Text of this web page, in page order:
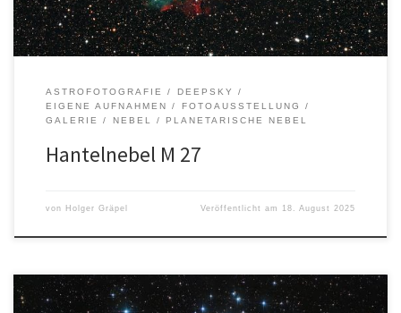
ASTROFOTOGRAFIE
DEEPSKY
EIGENE AUFNAHMEN
FOTOAUSSTELLUNG
GALERIE
NEBEL PLANETARISCHE NEBEL
Hantelnebel M 27
von Holger Gräpel Veröffentlicht am 18. August 2025